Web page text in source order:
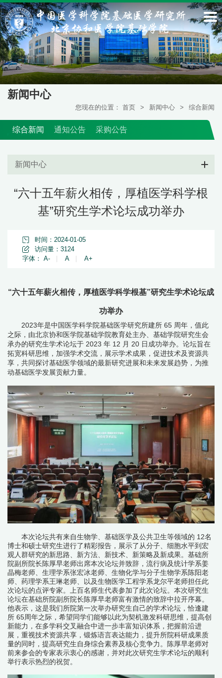
新闻中心
您现在的位置： 首页 > 新闻中心 > 综合新闻
综合新闻 通知公告 采购公告
新闻中心
“六十五年薪火相传，厚植医学科学根
基”研究生学术论坛成功举办
时间：2024-01-05
访问量： 3124
字体： A- A A+
“六十五年薪火相传，厚植医学科学根基”研究生学术论坛成
功举办
2023年是中国医学科学院基础医学研究所建所 65 周年，值此
之际，由北京协和医学院基础学院教育处主办、基础学院研究生会
承办的研究生学术论坛于 2023 年 12 月 20 日成功举办。论坛旨在
拓宽科研思维，加强学术交流，展示学术成果，促进技术及资源共
享，共同探讨基础医学领域的最新研究进展和未来发展趋势，为推
动基础医学发展贡献力量。
本次论坛共有来自生物学、基础医学及公共卫生等领域的 12名
博士和硕士研究生进行了精彩报告，展示了从分子、细胞水平到宏
观人群研究的新思路、新方法、新技术、新策略及新成果。基础所
院副所院长陈厚早老师出席本次论坛并致辞，流行病及统计学系姜
晶梅老师、生理学系张宏冰老师、生物化学与分子生物学系陈阳老
师、药理学系王琳老师、以及生物医学工程学系龙尔平老师担任此
次论坛的点评专家。上百名师生代表参加了此次论坛。本次研究生
论坛在基础所院副所院长陈厚早老师富有激情的致辞中拉开序幕。
他表示，这是我们所院第一次举办研究生自己的学术论坛，恰逢建
所 65周年之际，希望同学们能够以此为契机激发科研思维，提高创
新能力，在多学科交叉融合中进一步丰富知识体系，把握前沿进
展，重视技术资源共享，锻炼语言表达能力，提升所院科研成果质
量的同时，提高研究生自身综合素养及核心竞争力。陈厚早老师对
前来参会的专家表示衷心的感谢，并对此次研究生学术论坛的顺利
举行表示热烈的祝贺。